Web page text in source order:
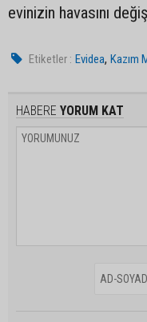
evinizin havasını
Etiketler : Evidea,Kazım
HABERE YORUM KAT